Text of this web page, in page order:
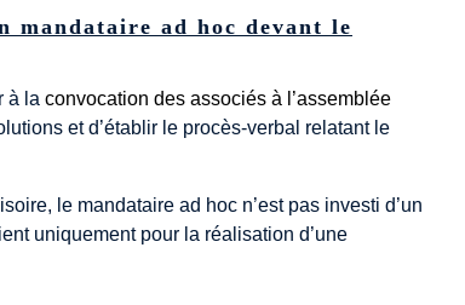
mandataire ad hoc devant le
à la convocation des associés à l’assemblée
et d’établir le procès-verbal relatant le
le mandataire ad hoc n’est pas investi d’un
uniquement pour la réalisation d’une